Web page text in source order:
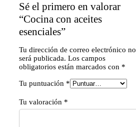
Sé el primero en valorar
“Cocina con aceites
esenciales”
Tu dirección de correo electrónico no
será publicada. Los campos
obligatorios están marcados con *
Tu puntuación *
Tu valoración *